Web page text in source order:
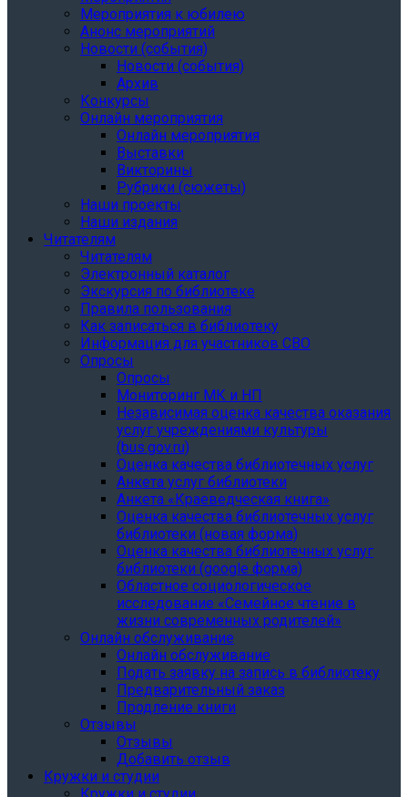
Мероприятия к юбилею
Анонс мероприятий
Новости (события)
Новости (события)
Архив
Конкурсы
Онлайн мероприятия
Онлайн мероприятия
Выставки
Викторины
Рубрики (сюжеты)
Наши проекты
Наши издания
Читателям
Читателям
Электронный каталог
Экскурсия по библиотеке
Правила пользования
Как записаться в библиотеку
Информация для участников СВО
Опросы
Опросы
Мониторинг МК и НП
Независимая оценка качества оказания
услуг учреждениями культуры
(bus.gov.ru)
Оценка качества библиотечных услуг
Анкета услуг библиотеки
Анкета «Краеведческая книга»
Oценка качества библиотечных услуг
библиотеки (новая форма)
Oценка качества библиотечных услуг
библиотеки (google форма)
Областное социологическое
исследование «Семейное чтение в
жизни современных родителей»
Онлайн обслуживание
Онлайн обслуживание
Подать заявку на запись в библиотеку
Предварительный заказ
Продление книги
Отзывы
Отзывы
Добавить отзыв
Кружки и студии